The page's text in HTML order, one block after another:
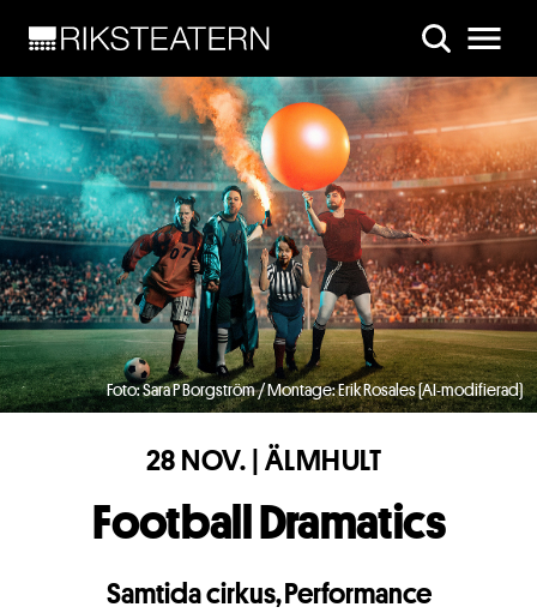
Foto: Sara P Borgström / Montage: Erik Rosales (AI-modifierad)
28 NOV. | ÄLMHULT
Football Dramatics
Samtida cirkus,Performance